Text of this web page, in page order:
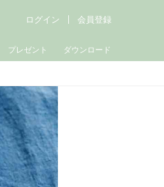
プレゼント ダウンロード
ログイン 会員登録